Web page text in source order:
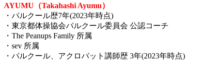
AYUMU（Takahashi Ayumu）
・パルクール歴7年(2023年時点)
・東京都体操協会パルクール委員会 公認コーチ
・The Peanups Family 所属
・sev 所属
・パルクール、アクロバット講師歴 3年(2023年時点)